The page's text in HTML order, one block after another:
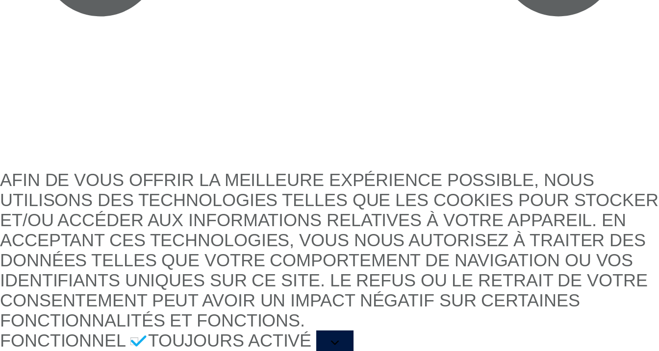
AFIN DE VOUS OFFRIR LA MEILLEURE EXPÉRIENCE POSSIBLE, NOUS
UTILISONS DES TECHNOLOGIES TELLES QUE LES COOKIES POUR STOCKER
ET/OU ACCÉDER AUX INFORMATIONS RELATIVES À VOTRE APPAREIL. EN
ACCEPTANT CES TECHNOLOGIES, VOUS NOUS AUTORISEZ À TRAITER DES
DONNÉES TELLES QUE VOTRE COMPORTEMENT DE NAVIGATION OU VOS
IDENTIFIANTS UNIQUES SUR CE SITE. LE REFUS OU LE RETRAIT DE VOTRE
CONSENTEMENT PEUT AVOIR UN IMPACT NÉGATIF SUR CERTAINES
FONCTIONNALITÉS ET FONCTIONS.
FONCTIONNEL
TOUJOURS ACTIVÉ